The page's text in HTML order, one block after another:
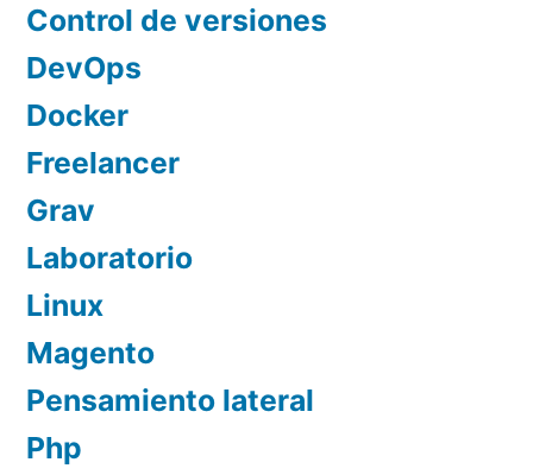
Control de versiones
DevOps
Docker
Freelancer
Grav
Laboratorio
Linux
Magento
Pensamiento lateral
Php